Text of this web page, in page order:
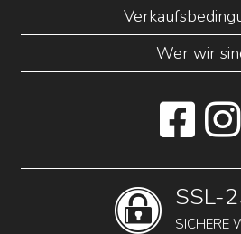
Wer wir
SSL-
SICHERE